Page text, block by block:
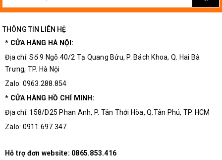
THÔNG TIN LIÊN HỆ
* CỬA HÀNG HÀ NỘI:
Địa chỉ: Số 9 Ngõ 40/2 Tạ Quang Bửu, P. Bách Khoa, Q. Hai Bà
Trưng, TP. Hà Nội
Zalo: 0963.288.854
* CỬA HÀNG HỒ CHÍ MINH:
Địa chỉ: 158/D25 Phan Anh, P. Tân Thới Hòa, Q.Tân Phú, TP. HCM
Zalo: 0911.697.347
Hỗ trợ đơn website: 0865.853.416